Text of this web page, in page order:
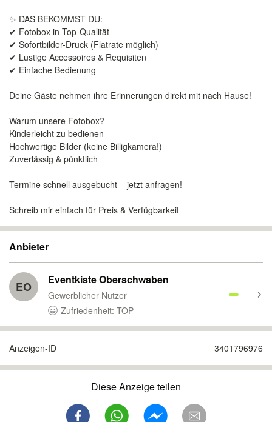
✨ DAS BEKOMMST DU:
✔ Fotobox in Top-Qualität
✔ Sofortbilder-Druck (Flatrate möglich)
✔ Lustige Accessoires & Requisiten
✔ Einfache Bedienung
Deine Gäste nehmen ihre Erinnerungen direkt mit nach Hause!
Warum unsere Fotobox?
Kinderleicht zu bedienen
Hochwertige Bilder (keine Billigkamera!)
Zuverlässig & pünktlich
Termine schnell ausgebucht – jetzt anfragen!
Schreib mir einfach für Preis & Verfügbarkeit
Anbieter
EO Eventkiste Oberschwaben
Gewerblicher Nutzer
Zufriedenheit: TOP
Anzeigen-ID 3401796976
Diese Anzeige teilen